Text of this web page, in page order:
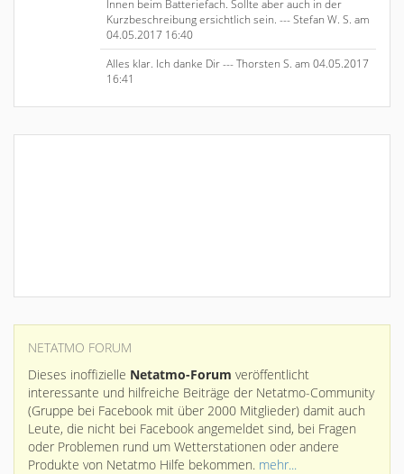
Innen beim Batteriefach. Sollte aber auch in der
Kurzbeschreibung ersichtlich sein. --- Stefan W. S. am
04.05.2017 16:40
Alles klar. Ich danke Dir --- Thorsten S. am 04.05.2017
16:41
NETATMO FORUM
Dieses inoffizielle Netatmo-Forum veröffentlicht
interessante und hilfreiche Beiträge der Netatmo-Community
(Gruppe bei Facebook mit über 2000 Mitglieder) damit auch
Leute, die nicht bei Facebook angemeldet sind, bei Fragen
oder Problemen rund um Wetterstationen oder andere
Produkte von Netatmo Hilfe bekommen. mehr...